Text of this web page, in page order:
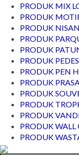
PRODUK MIX
PRODUK
PRODUK
PRODUK
PRODUK
PRODUK
PRODUK PEN
PRODUK
PRODUK
PRODUK
PRODUK
PRODUK
PRODUK